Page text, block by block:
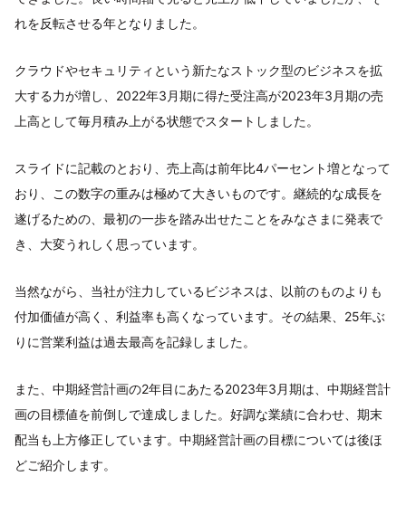
れを反転させる年となりました。
クラウドやセキュリティという新たなストック型のビジネスを拡
大する力が増し、2022年3月期に得た受注高が2023年3月期の売
上高として毎月積み上がる状態でスタートしました。
スライドに記載のとおり、売上高は前年比4パーセント増となって
おり、この数字の重みは極めて大きいものです。継続的な成長を
遂げるための、最初の一歩を踏み出せたことをみなさまに発表で
き、大変うれしく思っています。
当然ながら、当社が注力しているビジネスは、以前のものよりも
付加価値が高く、利益率も高くなっています。その結果、25年ぶ
りに営業利益は過去最高を記録しました。
また、中期経営計画の2年目にあたる2023年3月期は、中期経営計
画の目標値を前倒しで達成しました。好調な業績に合わせ、期末
配当も上方修正しています。中期経営計画の目標については後ほ
どご紹介します。